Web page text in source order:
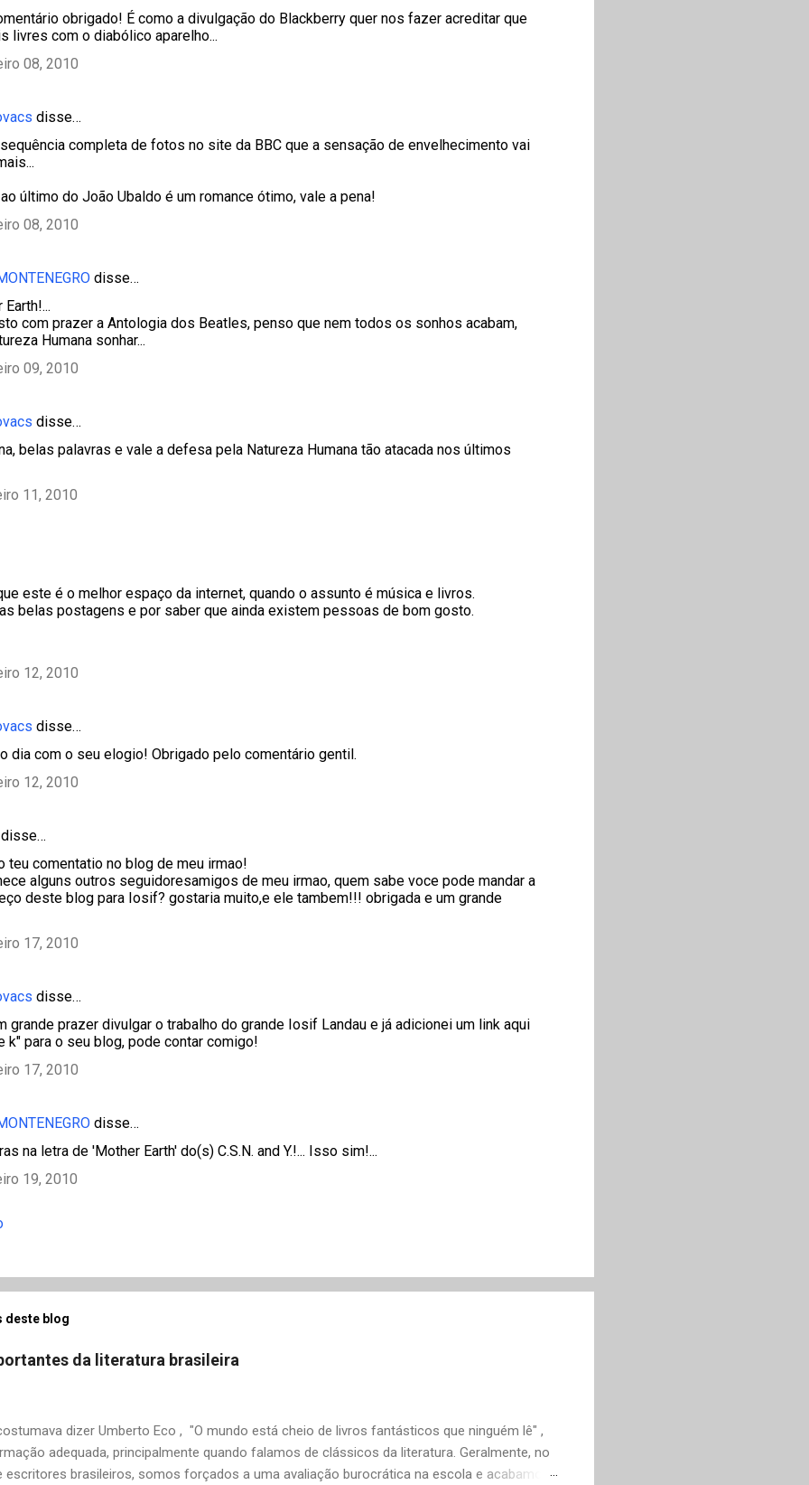
obrigado! É como a divulgação do Blackberry quer nos fazer acreditar que
livres com o diabólico aparelho...
08, 2010
disse…
completa de fotos no site da BBC que a sensação de envelhecimento vai
último do João Ubaldo é um romance ótimo, vale a pena!
08, 2010
disse…
com prazer a Antologia dos Beatles, penso que nem todos os sonhos acabam,
Humana sonhar...
09, 2010
disse…
belas palavras e vale a defesa pela Natureza Humana tão atacada nos últimos
11, 2010
este é o melhor espaço da internet, quando o assunto é música e livros.
belas postagens e por saber que ainda existem pessoas de bom gosto.
12, 2010
disse…
dia com o seu elogio! Obrigado pelo comentário gentil.
12, 2010
disse…
teu comentatio no blog de meu irmao!
alguns outros seguidoresamigos de meu irmao, quem sabe voce pode mandar a
deste blog para Iosif? gostaria muito,e ele tambem!!! obrigada e um grande
17, 2010
disse…
grande prazer divulgar o trabalho do grande Iosif Landau e já adicionei um link aqui
k" para o seu blog, pode contar comigo!
17, 2010
disse…
na letra de 'Mother Earth' do(s) C.S.N. and Y.!... Isso sim!...
19, 2010
deste blog
da literatura brasileira
dizer Umberto Eco , "O mundo está cheio de livros fantásticos que ninguém lê" ,
adequada, principalmente quando falamos de clássicos da literatura. Geralmente, no
escritores brasileiros, somos forçados a uma avaliação burocrática na escola e acabamos